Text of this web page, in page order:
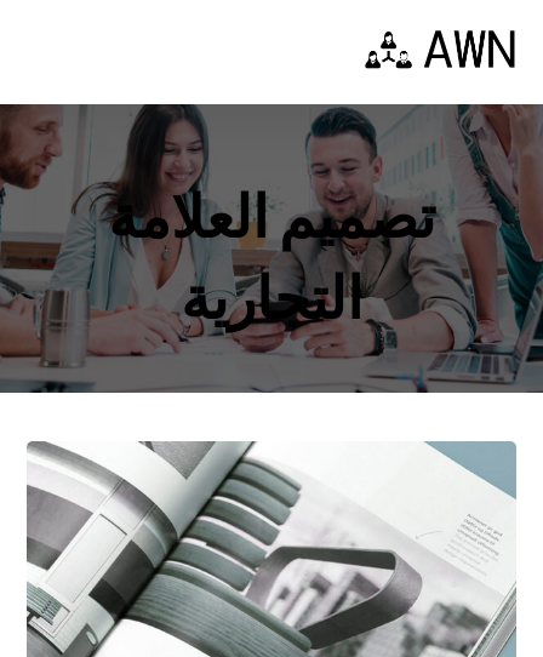
تصميم العلامة
التجارية